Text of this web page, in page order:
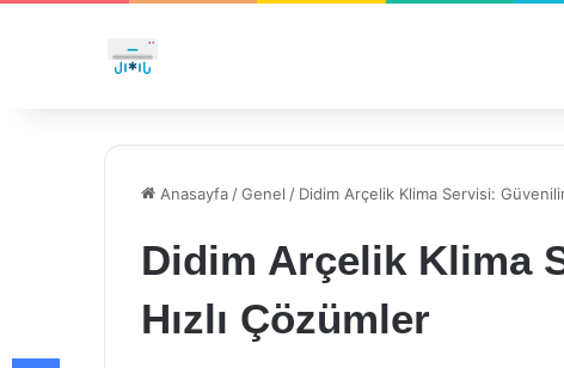
Anasayfa /Genel / Didim Arçelik Klima Servisi:
Didim Arçelik Klima
Hızlı Çözümler
Facebook